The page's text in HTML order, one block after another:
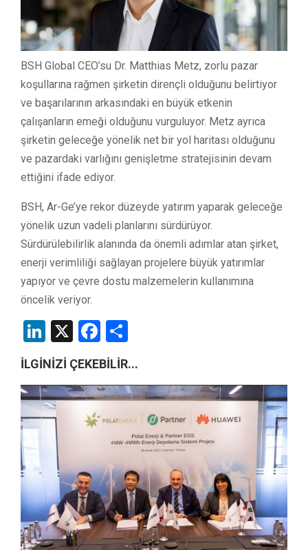
BSH Global CEO’su Dr. Matthias Metz, zorlu pazar
koşullarına rağmen şirketin dirençli olduğunu belirtiyor
ve başarılarının arkasındaki en büyük etkenin
çalışanların emeği olduğunu vurguluyor. Metz ayrıca
şirketin geleceğe yönelik net bir yol haritası olduğunu
ve pazardaki varlığını genişletme stratejisinin devam
ettiğini ifade ediyor.
BSH, Ar-Ge’ye rekor düzeyde yatırım yaparak geleceğe
yönelik uzun vadeli planlarını sürdürüyor.
Sürdürülebilirlik alanında da önemli adımlar atan şirket,
enerji verimliliği sağlayan projelere büyük yatırımlar
yapıyor ve çevre dostu malzemelerin kullanımına
öncelik veriyor.
LinkedIn
X Facebook
İLGİNİZİ ÇEKEBİLİR...